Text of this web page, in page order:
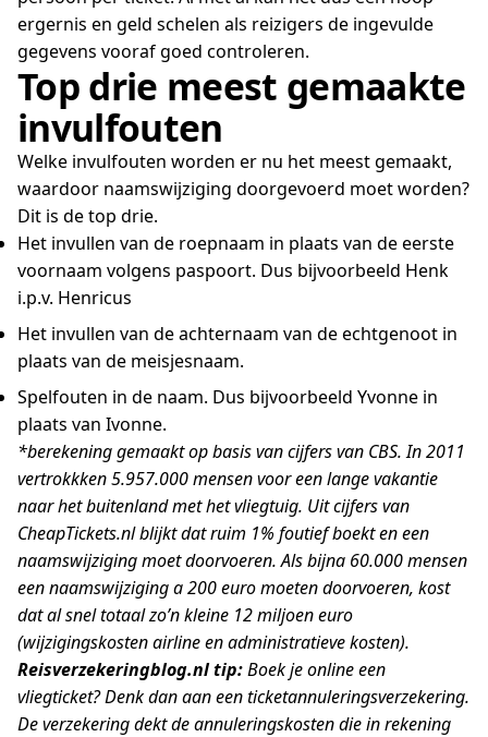
ergernis en geld schelen als reizigers de ingevulde
gegevens vooraf goed controleren.
Top drie meest gemaakte
invulfouten
Welke invulfouten worden er nu het meest gemaakt,
waardoor naamswijziging doorgevoerd moet worden?
Dit is de top drie.
Het invullen van de roepnaam in plaats van de eerste
voornaam volgens paspoort. Dus bijvoorbeeld Henk
i.p.v. Henricus
Het invullen van de achternaam van de echtgenoot in
plaats van de meisjesnaam.
Spelfouten in de naam. Dus bijvoorbeeld Yvonne in
plaats van Ivonne.
*berekening gemaakt op basis van cijfers van CBS. In 2011
vertrokkken 5.957.000 mensen voor een lange vakantie
naar het buitenland met het vliegtuig. Uit cijfers van
CheapTickets.nl blijkt dat ruim 1% foutief boekt en een
naamswijziging moet doorvoeren. Als bijna 60.000 mensen
een naamswijziging a 200 euro moeten doorvoeren, kost
dat al snel totaal zo’n kleine 12 miljoen euro
(wijzigingskosten airline en administratieve kosten).
Reisverzekeringblog.nl tip:Boek je online een
vliegticket? Denk dan aan een ticketannuleringsverzekering.
De verzekering dekt de annuleringskosten die in rekening